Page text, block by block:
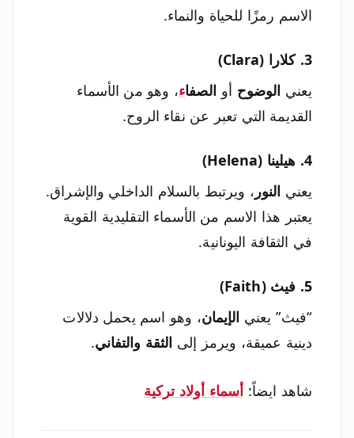
الاسم رمزًا للحياة والنماء.
3. كلارا (Clara)
يعني الوضوح أو الصفاء، وهو من الأسماء
القديمة التي تعبر عن نقاء الروح.
4. هيلينا (Helena)
يعني النور ، ويرتبط بالسلام الداخلي والإشراق.
يعتبر هذا الاسم من الأسماء التقليدية القوية
في الثقافة اليونانية.
5. فيث (Faith)
“فيث” يعني الإيمان، وهو اسم يحمل دلالات
دينية عميقة، ويرمز إلى الثقة والتفاني.
شاهد ايضاً: أسماء أولاد تركية